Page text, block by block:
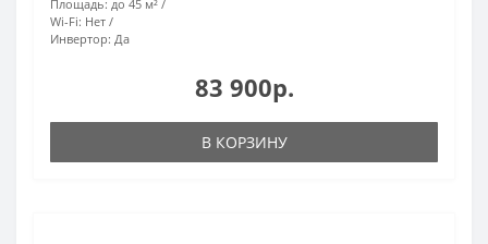
Площадь: до 45 м²
Wi-Fi: Нет
Инвертор: Да
83 900р.
В КОРЗИНУ